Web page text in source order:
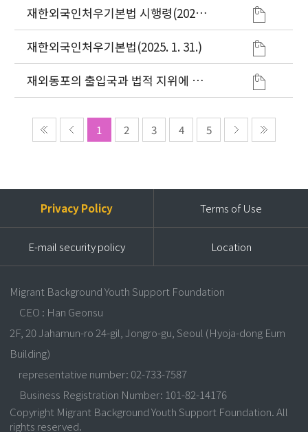
재한외국인처우기본법 시행령(2026.
1. 2.)
재한외국인처우기본법(2025. 1. 31.)
재외동포의 출입국과 법적 지위에 관
한 법률(2025. 7. 22.)
1 2 3 4 5
Privacy Policy Terms of Use
E-mail security policy Location
Migrant Background Youth Support Foundation
CEO : Han Geonsu
2F, 20 Jahamun-ro 24-gil, Jongro-gu, Seoul (Hyoja-dong Eum
Building)
representative number: 02-733-7587
Business Registration Number: 101-82-14176
Copyright Migrant Background Youth Support Foundation. All
rights reserved.